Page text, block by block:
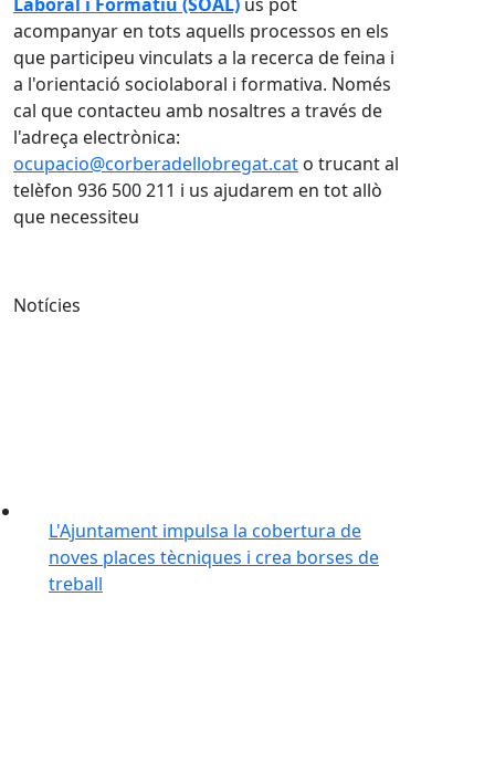
acompanyar en tots aquells processos en els
que participeu vinculats a la recerca de feina i
a l'orientació sociolaboral i formativa. Només
cal que contacteu amb nosaltres a través de
l'adreça electrònica:
ocupacio@corberadellobregat.cat o trucant al
telèfon 936 500 211 i us ajudarem en tot allò
que necessiteu
Notícies
L'Ajuntament impulsa la cobertura de
noves places tècniques i crea borses de
treball